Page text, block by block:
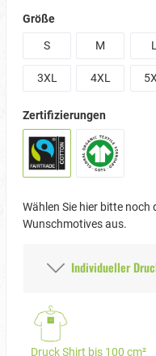
Größe
S
M
3XL 4XL
Zertifizierungen
Wählen Sie hier bitte
Wunschmotives aus.
Individueller
Druck Shirt bis 100 cm²